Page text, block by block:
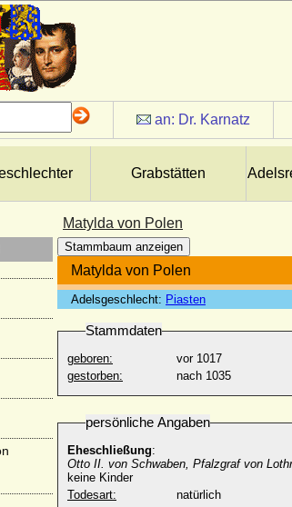
an: Dr. Karnatz
Grabstätten
Matylda von Polen
Stammbaum anzeigen
Matylda von Polen
Adelsgeschlecht: Piasten
Stammdaten
geboren:
vor 1017
gestorben:
nach 1035
persönliche Angaben
Eheschließung:
Otto II. von Schwaben, Pfalzgraf von
keine Kinder
Todesart:
natürlich